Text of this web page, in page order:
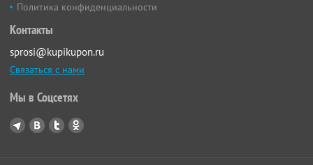
Политика конфиденциальности
Контакты
sprosi@kupikupon.ru
Связаться с нами
Мы в Соцсетях